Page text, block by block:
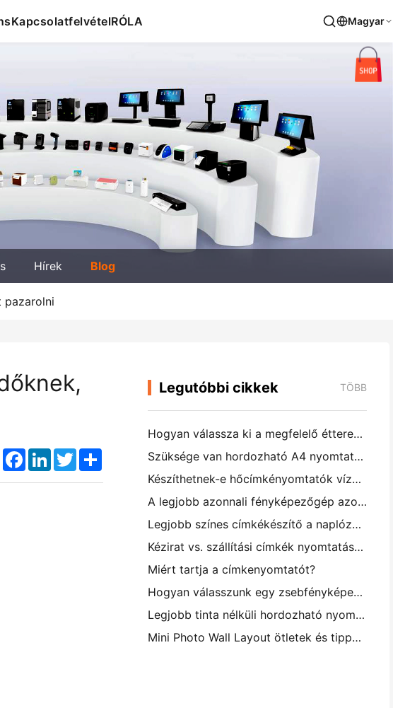
KapcsolatfelvételRÓLA Magyar
Hírek Blog
pazarolni
Facebook
LinkedInTwitterShare
Legutóbbi cikkek TÖBB
Hogyan válassza ki a megfelelő étterem szoftvert a kis vagy középméretű étteremhez
Szüksége van hordozható A4 nyomtatóra a raktári számlákhoz? Mi valójában működik
Készíthetnek-e hőcímkényomtatók vízálló címkéket kisvállalkozási termékekhez?
A legjobb azonnali fényképezőgép azoknak a kezdőknek, akik nem akarnak papírt pazarolni
Legjobb színes címkékészítő a naplózáshoz és a scrapbooking-hez: több szín minden oldalhoz
Kézirat vs. szállítási címkék nyomtatása: tippek a kisvállalkozásoknak 2026-ban
Miért tartja a címkenyomtatót?
Hogyan válasszunk egy zsebfényképes nyomtatót: Teljes útmutató a naplózáshoz, utazáshoz és az iPhone-felhasználókhoz
Legjobb tinta nélküli hordozható nyomtató utazáshoz, iskolához és mobil munkához: Hanin MT620 Pro felülvizsgálat
Mini Photo Wall Layout ötletek és tippek a hálószoba és a kollégium díszítése